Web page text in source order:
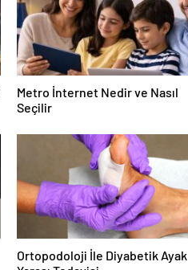
Metro İnternet Nedir ve Nasıl
Seçilir
Ortopodoloji İle Diyabetik Ayak